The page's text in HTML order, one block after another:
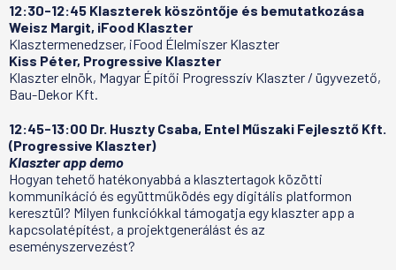
12:30-12:45 Klaszterek köszöntője és bemutatkozása
Weisz Margit, iFood Klaszter
Klasztermenedzser, iFood Élelmiszer Klaszter
Kiss Péter, Progressive Klaszter
Klaszter elnök, Magyar Építői Progresszív Klaszter / ügyvezető,
Bau-Dekor Kft.
12:45-13:00 Dr. Huszty Csaba, Entel Műszaki Fejlesztő Kft.
(Progressive Klaszter)
Klaszter app demo
Hogyan tehető hatékonyabbá a klasztertagok közötti
kommunikáció és együttműködés egy digitális platformon
keresztül? Milyen funkciókkal támogatja egy klaszter app a
kapcsolatépítést, a projektgenerálást és az
eseményszervezést?